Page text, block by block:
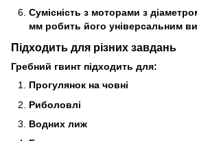
Сумісність з моторами з
мм робить його універсальним
Підходить для різних завдань
Гребний гвинт підходить для:
Прогулянок на човні
Риболовлі
Водних лиж